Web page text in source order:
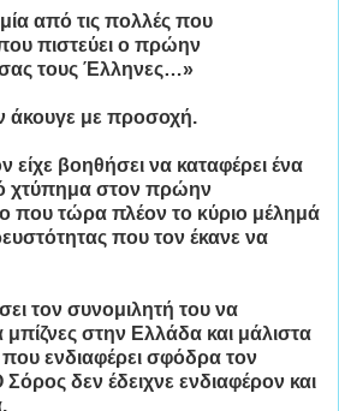
μία από τις πολλές που
πιστεύει ο πρώην
τους Έλληνες…»
άκουγε με προσοχή.
βοηθήσει να καταφέρει ένα
χτύπημα στον πρώην
τώρα πλέον το κύριο μέλημά
που τον έκανε να
τον συνομιλητή του να
μπίζνες στην Ελλάδα και μάλιστα
που ενδιαφέρει σφόδρα τον
Σόρος δεν έδειχνε ενδιαφέρον και